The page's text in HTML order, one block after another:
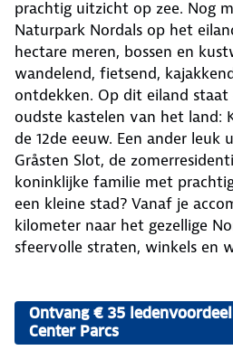
prachtig uitzicht op zee. Nog
Naturpark Nordals op het
hectare meren, bossen en
wandelend, fietsend,
ontdekken. Op dit eiland
oudste kastelen van het land:
de 12de eeuw. Een ander leuk
Gråsten Slot, de
koninklijke familie met
een kleine stad? Vanaf je
kilometer naar het gezellige
sfeervolle straten, winkels en
Ontvang € 35
Center Parcs